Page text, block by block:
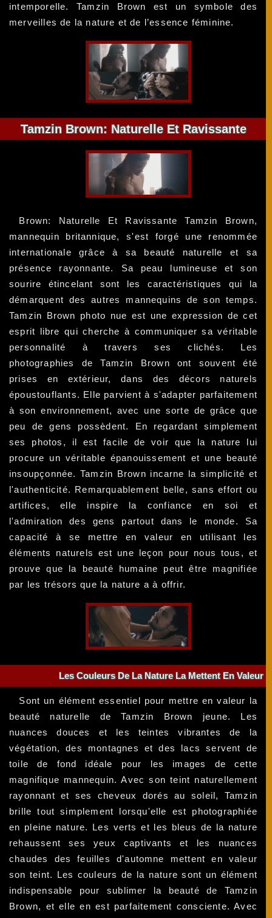
intemporelle. Tamzin Brown est un symbole des
merveilles de la nature et de l’essence féminine.
Tamzin Brown: Naturelle Et Ravissante
Brown: Naturelle Et Ravissante Tamzin Brown,
mannequin britannique, s'est forgé une renommée
internationale grâce à sa beauté naturelle et sa
présence rayonnante. Sa peau lumineuse et son
sourire étincelant sont les caractéristiques qui la
démarquent des autres mannequins de son temps.
Tamzin Brown photo nue est une expression de cet
esprit libre qui cherche à communiquer sa véritable
personnalité à travers ses clichés. Les
photographies de Tamzin Brown ont souvent été
prises en extérieur, dans des décors naturels
époustouflants. Elle parvient à s'adapter parfaitement
à son environnement, avec une sorte de grâce que
peu de gens possèdent. En regardant simplement
ses photos, il est facile de voir que la nature lui
procure un véritable épanouissement et une beauté
insoupçonnée. Tamzin Brown incarne la simplicité et
l'authenticité. Remarquablement belle, sans effort ou
artifices, elle inspire la confiance en soi et
l'admiration des gens partout dans le monde. Sa
capacité à se mettre en valeur en utilisant les
éléments naturels est une leçon pour nous tous, et
prouve que la beauté humaine peut être magnifiée
par les trésors que la nature a à offrir.
Les Couleurs De La Nature La Mettent En Valeur
Sont un élément essentiel pour mettre en valeur la
beauté naturelle de Tamzin Brown jeune. Les
nuances douces et les teintes vibrantes de la
végétation, des montagnes et des lacs servent de
toile de fond idéale pour les images de cette
magnifique mannequin. Avec son teint naturellement
rayonnant et ses cheveux dorés au soleil, Tamzin
brille tout simplement lorsqu'elle est photographiée
en pleine nature. Les verts et les bleus de la nature
rehaussent ses yeux captivants et les nuances
chaudes des feuilles d'automne mettent en valeur
son teint. Les couleurs de la nature sont un élément
indispensable pour sublimer la beauté de Tamzin
Brown, et elle en est parfaitement consciente. Avec